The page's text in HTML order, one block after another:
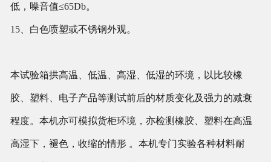
低，噪音值≤65Db。
15、白色喷塑或不锈钢外观。
本试验箱拱高温、低温、高湿、低湿的环境，以比较橡
胶、塑料、电子产品等测试前后的材质变化及强力的减衰
程度。本机亦可模拟货柜环境，亦检测橡胶、塑料在高温
高湿下，褪色，收缩的情形 。本机专门实验各种材料耐